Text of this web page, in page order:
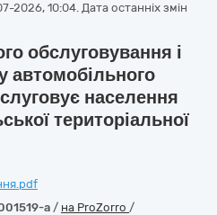
10:04. Дата останніх змін
обслуговування і
автомобільного
населення
територіальної
a / на ProZorro /